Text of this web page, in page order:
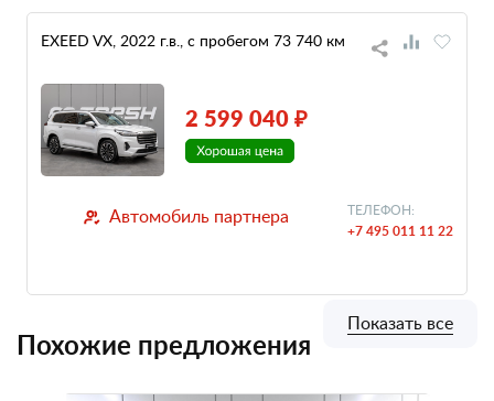
EXEED VX, 2022 г.в., с пробегом 73 740 км
2 599 040 ₽
Автомобиль партнера ТЕЛЕФОН:
+7 495 011 11 22
Похожие предложения
Показать все